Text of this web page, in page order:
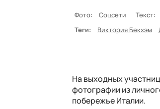
Фото: Соцсети Текст:
Теги:
Виктория Бекхэм
На выходных
фотографии из
побережье Италии.